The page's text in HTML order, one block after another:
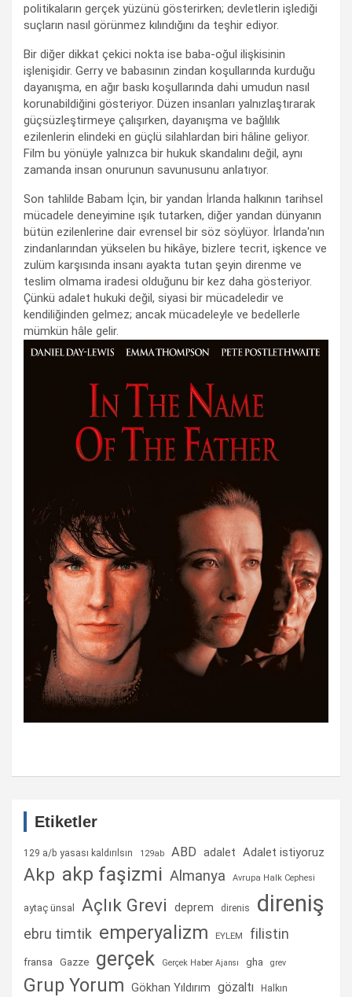
politikaların gerçek yüzünü gösterirken; devletlerin işlediği
suçların nasıl görünmez kılındığını da teşhir ediyor.
Bir diğer dikkat çekici nokta ise baba-oğul ilişkisinin
işlenişidir. Gerry ve babasının zindan koşullarında kurduğu
dayanışma, en ağır baskı koşullarında dahi umudun nasıl
korunabildiğini gösteriyor. Düzen insanları yalnızlaştırarak
güçsüzleştirmeye çalışırken, dayanışma ve bağlılık
ezilenlerin elindeki en güçlü silahlardan biri hâline geliyor.
Film bu yönüyle yalnızca bir hukuk skandalını değil, aynı
zamanda insan onurunun savunusunu anlatıyor.
Son tahlilde Babam İçin, bir yandan İrlanda halkının tarihsel
mücadele deneyimine ışık tutarken, diğer yandan dünyanın
bütün ezilenlerine dair evrensel bir söz söylüyor. İrlanda'nın
zindanlarından yükselen bu hikâye, bizlere tecrit, işkence ve
zulüm karşısında insanı ayakta tutan şeyin direnme ve
teslim olmama iradesi olduğunu bir kez daha gösteriyor.
Çünkü adalet hukuki değil, siyasi bir mücadeledir ve
kendiliğinden gelmez; ancak mücadeleyle ve bedellerle
mümkün hâle gelir.
Etiketler
129 a/b yasası kaldırılsın 129ab ABD adalet Adalet istiyoruz
Akp akp faşizmi Almanya Avrupa Halk Cephesi
aytaç ünsal Açlık Grevi deprem direnis direniş
ebru timtik emperyalizm EYLEM filistin
fransa Gazze gerçek Gerçek Haber Ajansı gha grev
Grup Yorum Gökhan Yıldırım gözaltı
Halkın